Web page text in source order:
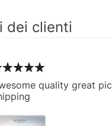
dei clienti
quality great